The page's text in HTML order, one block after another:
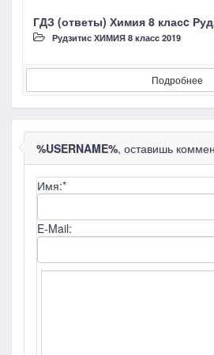
ГДЗ (ответы) Химия 8 класc
Рудзитис ХИМИЯ 8 класc 2019
Подробнее
%USERNAME%, оставишь
Имя:*
E-Mail: